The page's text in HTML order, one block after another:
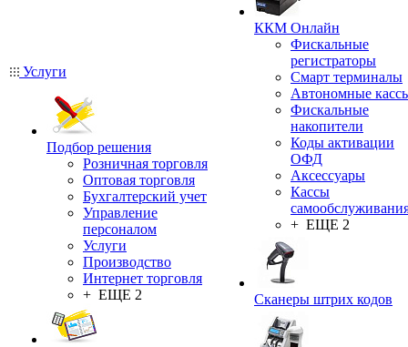
Услуги
Подбор решения
Розничная торговля
Оптовая торговля
Бухгалтерский учет
Управление
персоналом
Услуги
Производство
Интернет торговля
+ ЕЩЕ 2
ККМ Онлайн
Фискальные
регистраторы
Смарт терминалы
Автономные
Фискальные
накопители
Коды активации
ОФД
Аксессуары
Кассы
+ ЕЩЕ 2
Сканеры штрих кодов